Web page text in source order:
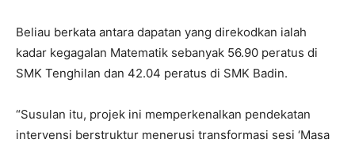
Beliau berkata antara dapatan yang direkodkan ialah
kadar kegagalan Matematik sebanyak 56.90 peratus di
SMK Tenghilan dan 42.04 peratus di SMK Badin.
“Susulan itu, projek ini memperkenalkan pendekatan
intervensi berstruktur menerusi transformasi sesi ‘Masa